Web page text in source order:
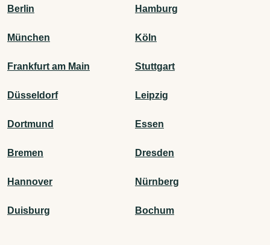
Berlin Hamburg
München Köln
Frankfurt am Main Stuttgart
Düsseldorf Leipzig
Dortmund Essen
Bremen Dresden
Hannover Nürnberg
Duisburg Bochum